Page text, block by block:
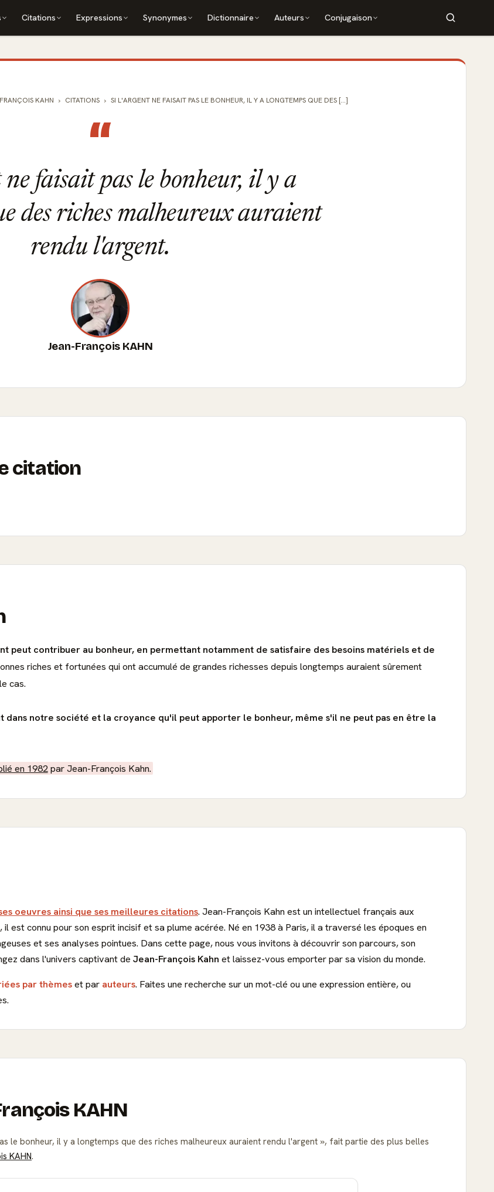
Citations Expressions Synonymes Dictionnaire Auteurs Conjugaison
KAHN CITATIONS SI L'ARGENT NE FAISAIT PAS LE BONHEUR, IL Y A LONGTEMPS QUE DES [...]
“
faisait pas le bonheur, il y a
des riches malheureux auraient
rendu l'argent.
Jean-François KAHN
citation
peut contribuer au bonheur, en permettant notamment de satisfaire des besoins matériels et de
riches et fortunées qui ont accumulé de grandes richesses depuis longtemps auraient sûrement
cas.
notre société et la croyance qu'il peut apporter le bonheur, même s'il ne peut pas en être la
en 1982par Jean-François Kahn.
oeuvres ainsi que ses meilleures citations. Jean-François Kahn est un intellectuel français aux
connu pour son esprit incisif et sa plume acérée. Né en 1938 à Paris, il a traversé les époques en
et ses analyses pointues. Dans cette page, nous vous invitons à découvrir son parcours, son
dans l'univers captivant de Jean-François Kahn et laissez-vous emporter par sa vision du monde.
par thèmeset par auteurs. Faites une recherche sur un mot-clé ou une expression entière, ou
KAHN
le bonheur, il y a longtemps que des riches malheureux auraient rendu l'argent
, fait partie des plus belles
KAHN.